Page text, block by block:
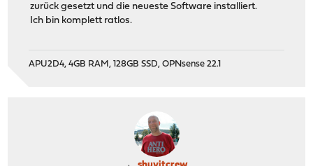
zurück gesetzt und die neueste Software installiert.
Ich bin komplett ratlos.
APU2D4, 4GB RAM, 128GB SSD, OPNsense 22.1